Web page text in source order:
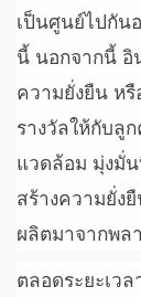
เป็นศูนย์ไปกัน
นี้ นอกจากนี้ อิ
ความยั่งยืน ห
รางวัลให้กับลู
แวดล้อม มุ่งมั่
สร้างความยั่ง
ผลิตมาจากพล
ตลอดระยะเ